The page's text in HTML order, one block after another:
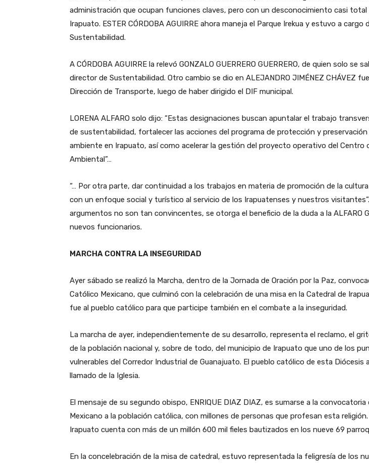
administración que ocupan funciones claves, pero con un desconocimiento casi total
Irapuato. ESTER CÓRDOBA AGUIRRE ahora maneja el Parque Irekua y estuvo a cargo
Sustentabilidad.
A CÓRDOBA AGUIRRE la relevó GONZALO GUERRERO GUERRERO, de quien solo se
director de Sustentabilidad. Otro cambio se dio en ALEJANDRO JIMÉNEZ CHÁVEZ
Dirección de Transporte, luego de haber dirigido el DIF municipal.
LORENA ALFARO solo dijo: “Estas designaciones buscan apuntalar el trabajo
de sustentabilidad, fortalecer las acciones del programa de protección y preservación
ambiente en Irapuato, así como acelerar la gestión del proyecto operativo del Centro
Ambiental”…
“… Por otra parte, dar continuidad a los trabajos en materia de promoción de la
con un enfoque social y turístico al servicio de los Irapuatenses y nuestros
argumentos no son tan convincentes, se otorga el beneficio de la duda a la ALFARO
nuevos funcionarios.
MARCHA CONTRA LA INSEGURIDAD
Ayer sábado se realizó la Marcha, dentro de la Jornada de Oración por la Paz,
Católico Mexicano, que culminó con la celebración de una misa en la Catedral de
fue al pueblo católico para que participe también en el combate a la inseguridad.
La marcha de ayer, independientemente de su desarrollo, representa el reclamo, el
de la población nacional y, sobre de todo, del municipio de Irapuato que uno de los
vulnerables del Corredor Industrial de Guanajuato. El pueblo católico de esta Diócesis
llamado de la Iglesia.
El mensaje de su segundo obispo, ENRIQUE DIAZ DIAZ, es sumarse a la convocatoria
Mexicano a la población católica, con millones de personas que profesan esta
Irapuato cuenta con más de un millón 600 mil fieles bautizados en los nueve 69
En la concelebración de la misa de catedral, estuvo representada la feligresía de los